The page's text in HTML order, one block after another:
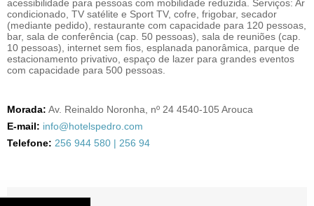
acessibilidade para pessoas com mobilidade reduzida. Serviços: Ar
condicionado, TV satélite e Sport TV, cofre, frigobar, secador
(mediante pedido), restaurante com capacidade para 120 pessoas,
bar, sala de conferência (cap. 50 pessoas), sala de reuniões (cap.
10 pessoas), internet sem fios, esplanada panorâmica, parque de
estacionamento privativo, espaço de lazer para grandes eventos
com capacidade para 500 pessoas.
Morada: Av. Reinaldo Noronha, nº 24 4540-105 Arouca
E-mail: info@hotelspedro.com
Telefone: 256 944 580 | 256 94